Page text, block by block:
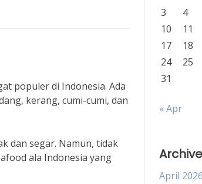
populer di Indonesia. Ada
kerang, cumi-cumi, dan
dan segar. Namun, tidak
ala Indonesia yang
3
4
10
11
17
18
24
25
31
« Apr
April 2026